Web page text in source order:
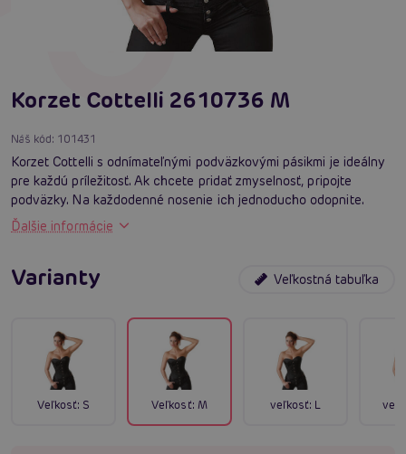
Korzet Cottelli 2610736 M
Náš kód: 101431
Korzet Cottelli s odnímateľnými podväzkovými pásikmi je ideálny
pre každú príležitosť. Ak chcete pridať zmyselnosť, pripojte
podväzky. Na každodenné nosenie ich jednoducho odopnite.
Ďalšie informácie
Varianty Veľkostná tabuľka
Veľkosť: S Veľkosť: M veľkosť: L